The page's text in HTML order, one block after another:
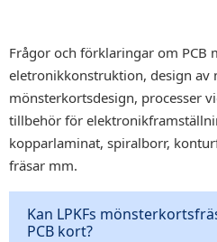
Frågor och förklaringar om PCB
eletronikkonstruktion, design
mönsterkortsdesign, processer
tillbehör för
kopparlaminat, spiralborr,
fräsar mm.
Kan LPKFs
PCB kort?